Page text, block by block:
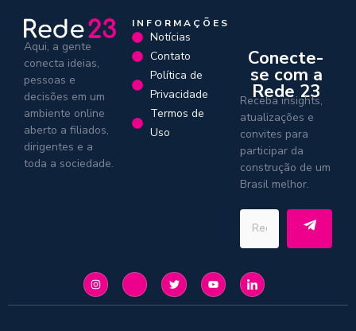
Aqui, a gente
conecta ideias,
pessoas e
decisões em um
ambiente online
aberto a filiados,
dirigentes e a
toda a sociedade.
INFORMAÇÕES
Notícias
Contato
Política de
Privacidade
Termos de
Uso
Conecte-
se com a
Rede 23
Receba insights,
atualizações e
convites para
participar da
construção de um
Brasil melhor.